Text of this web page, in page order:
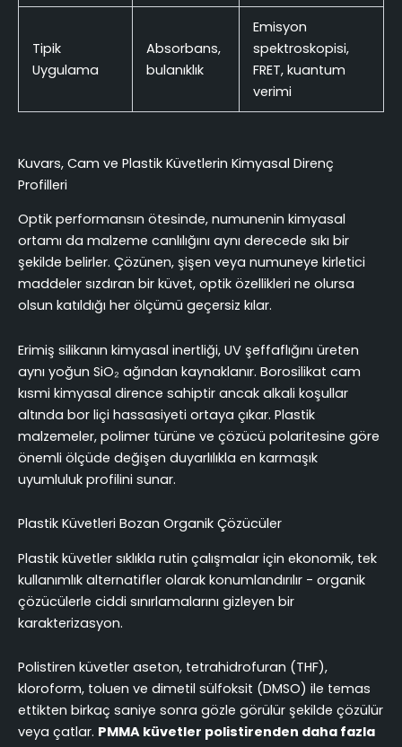
Tipik
Uygulama
Absorbans,
bulanıklık
Emisyon
spektroskopisi,
FRET, kuantum
verimi
Kuvars, Cam ve Plastik Küvetlerin Kimyasal Direnç
Profilleri
Optik performansın ötesinde, numunenin kimyasal
ortamı da malzeme canlılığını aynı derecede sıkı bir
şekilde belirler. Çözünen, şişen veya numuneye kirletici
maddeler sızdıran bir küvet, optik özellikleri ne olursa
olsun katıldığı her ölçümü geçersiz kılar.
Erimiş silikanın kimyasal inertliği, UV şeffaflığını üreten
aynı yoğun SiO₂ ağından kaynaklanır. Borosilikat cam
kısmi kimyasal dirence sahiptir ancak alkali koşullar
altında bor liçi hassasiyeti ortaya çıkar. Plastik
malzemeler, polimer türüne ve çözücü polaritesine göre
önemli ölçüde değişen duyarlılıkla en karmaşık
uyumluluk profilini sunar.
Plastik Küvetleri Bozan Organik Çözücüler
Plastik küvetler sıklıkla rutin çalışmalar için ekonomik, tek
kullanımlık alternatifler olarak konumlandırılır - organik
çözücülerle ciddi sınırlamalarını gizleyen bir
karakterizasyon.
Polistiren küvetler aseton, tetrahidrofuran (THF),
kloroform, toluen ve dimetil sülfoksit (DMSO) ile temas
ettikten birkaç saniye sonra gözle görülür şekilde çözülür
veya çatlar. PMMA küvetler polistirenden daha fazla